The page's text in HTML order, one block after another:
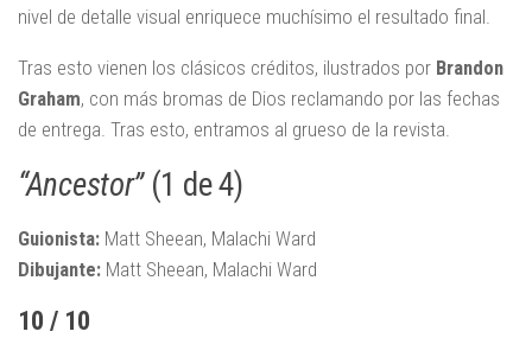
nivel de detalle visual enriquece muchísimo el resultado final.
Tras esto vienen los clásicos créditos, ilustrados por Brandon
Graham, con más bromas de Dios reclamando por las fechas
de entrega. Tras esto, entramos al grueso de la revista.
“Ancestor”(1 de 4)
Guionista: Matt Sheean, Malachi Ward
Dibujante: Matt Sheean, Malachi Ward
10 / 10